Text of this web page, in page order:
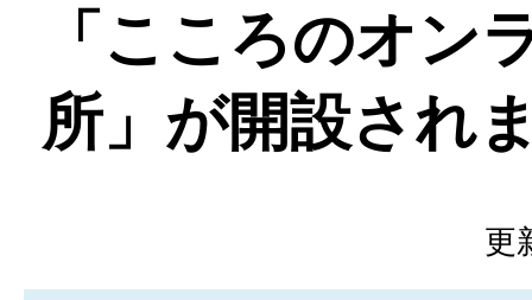
「こころのオン
所」が開設され
更